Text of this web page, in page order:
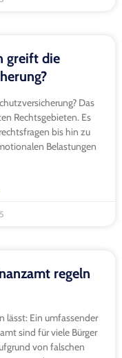
greift die
Das
Rechtsgebieten. Es
bis hin zu
Belastungen
regeln
lässt: Ein umfassender
sind für viele Bürger
von falschen